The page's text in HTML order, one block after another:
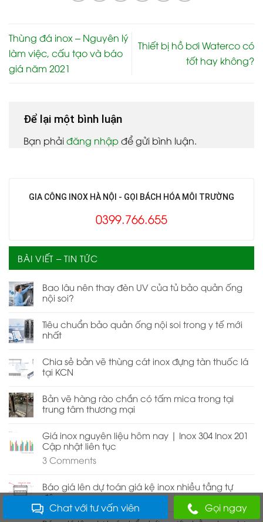
GIA CÔNG INOX HÀ NỘI - GỌI BÁCH HÓA MÔI TRƯỜNG
0399.766.655
BÀI VIẾT – TIN TỨC
Bao lâu nên thay đèn UV của tủ bảo quản ống
nội soi?
Tiêu chuẩn bảo quản ống nội soi trong y tế mới
nhất
Chia sẻ bản vẽ thùng cát inox đựng tàn thuốc lá
tại KCN
Bản vẽ hàng rào chắn có tấm mica trong tại
trung tâm thương mại
Giá inox nguyên liệu hôm nay | Inox 304 Inox 201
Cập nhật liên tục
3 Comments
Báo giá lên dự toán giá kệ inox nhiều tầng tự
động
Thùng đá inox – Nguyên lý
làm việc, cấu tạo và báo
giá năm 2021
Thiết bị hồ bơi Waterco có
tốt hay không?
Để lại một bình luận
Bạn phảiđăng nhậpđể gửi bình luận.
Chat với tư vấn viên Gọi ngay